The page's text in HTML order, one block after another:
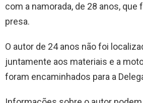
com a namorada, de 28 anos, que
presa.
O autor de 24 anos não foi
juntamente aos materiais e a
foram encaminhados para a